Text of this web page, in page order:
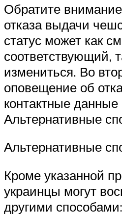
Обратите
отказа выдачи
статус может как
соответствующий,
измениться. Во
оповещение об
контактные данные
Альтернативные
Альтернативные
Кроме указанной
украинцы могут
другими способами: